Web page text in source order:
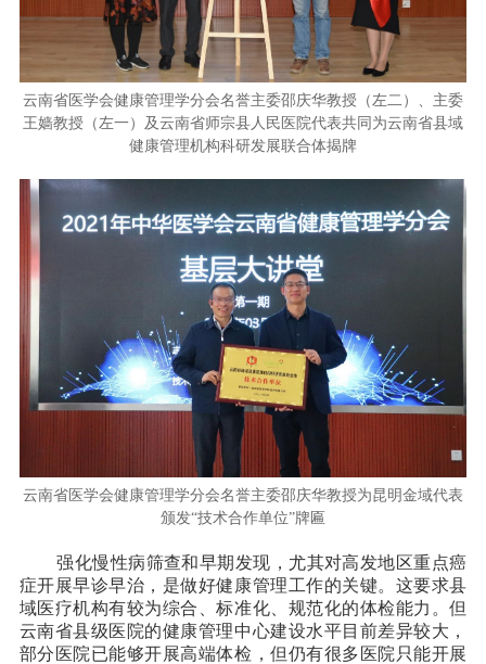
云南省医学会健康管理学分会名誉主委邵庆华教授（左二）、主委
王嫱教授（左一）及云南省师宗县人民医院代表共同为云南省县域
健康管理机构科研发展联合体揭牌
云南省医学会健康管理学分会名誉主委邵庆华教授为昆明金域代表
颁发“技术合作单位”牌匾
强化慢性病筛查和早期发现，尤其对高发地区重点癌
症开展早诊早治，是做好健康管理工作的关键。这要求县
域医疗机构有较为综合、标准化、规范化的体检能力。但
云南省县级医院的健康管理中心建设水平目前差异较大，
部分医院已能够开展高端体检，但仍有很多医院只能开展